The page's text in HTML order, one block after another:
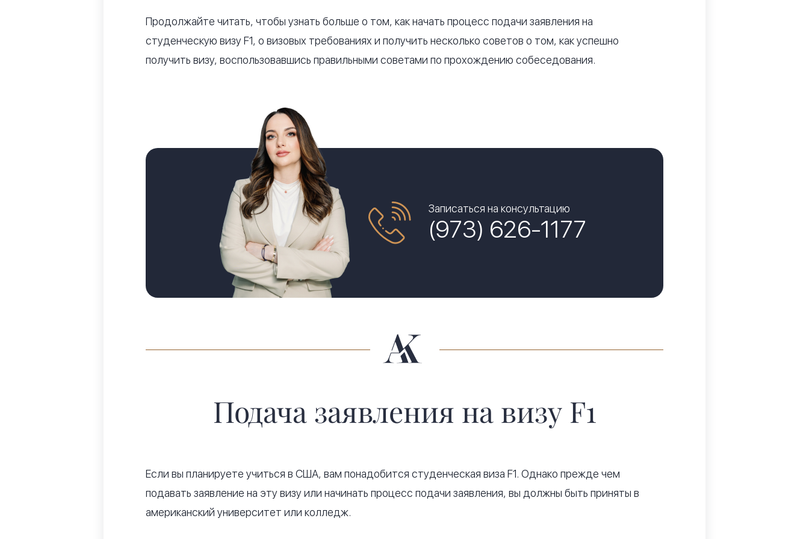
Продолжайте читать, чтобы узнать больше о том, как начать процесс подачи заявления на
студенческую визу F1, о визовых требованиях и получить несколько советов о том, как успешно
получить визу, воспользовавшись правильными советами по прохождению собеседования.
Записаться на консультацию
(973) 626-1177
Подача заявления на визу F1
Если вы планируете учиться в США, вам понадобится студенческая виза F1. Однако прежде чем
подавать заявление на эту визу или начинать процесс подачи заявления, вы должны быть приняты в
американский университет или колледж.